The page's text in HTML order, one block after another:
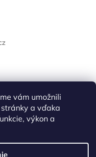
vám umožnili
a vďaka
výkon a